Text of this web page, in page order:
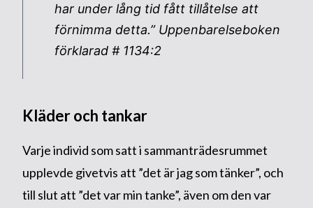
har under lång tid fått tillåtelse att
förnimma detta.” Uppenbarelseboken
förklarad # 1134:2
Kläder och tankar
Varje individ som satt i sammanträdesrummet
upplevde givetvis att ”det är jag som tänker”, och
till slut att ”det var min tanke”, även om den var